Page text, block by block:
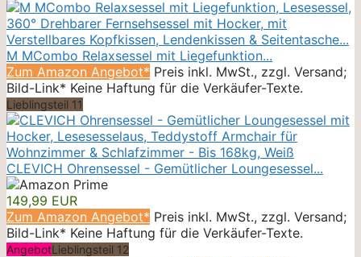
M MCombo Relaxsessel mit Liegefunktion...
Zum Amazon Angebot* Preis inkl. MwSt., zzgl. Versand;
Bild-Link* Keine Haftung für die Verkäufer-Texte.
Lieblingsteil 11
CLEVICH Ohrensessel - Gemütlicher Loungesessel...
149,99 EUR
Zum Amazon Angebot* Preis inkl. MwSt., zzgl. Versand;
Bild-Link* Keine Haftung für die Verkäufer-Texte.
AngebotLieblingsteil 12